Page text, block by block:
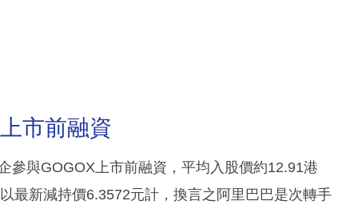
市前融資
參與GOGOX上市前融資，平均入股價約12.91港
最新減持價6.3572元計，換言之阿里巴巴是次轉手